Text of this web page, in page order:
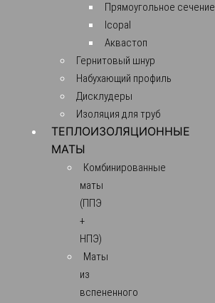
Прямоугольное сечение
Icopal
Аквастоп
Гернитовый шнур
Набухающий профиль
Дисклудеры
Изоляция для труб
ТЕПЛОИЗОЛЯЦИОННЫЕ
МАТЫ
Комбинированные
маты
(ППЭ
+
НПЭ)
Маты
из
вспененного